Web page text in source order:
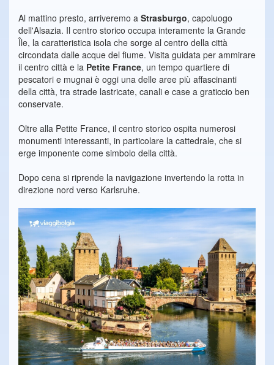
Al mattino presto, arriveremo a Strasburgo, capoluogo
dell'Alsazia. Il centro storico occupa interamente la Grande
Île, la caratteristica isola che sorge al centro della città
circondata dalle acque del fiume. Visita guidata per ammirare
il centro città e la Petite France, un tempo quartiere di
pescatori e mugnai è oggi una delle aree più affascinanti
della città, tra strade lastricate, canali e case a graticcio ben
conservate.
Oltre alla Petite France, il centro storico ospita numerosi
monumenti interessanti, in particolare la cattedrale, che si
erge imponente come simbolo della città.
Dopo cena si riprende la navigazione invertendo la rotta in
direzione nord verso Karlsruhe.